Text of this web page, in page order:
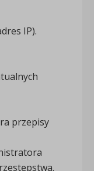
IP).
przepisy